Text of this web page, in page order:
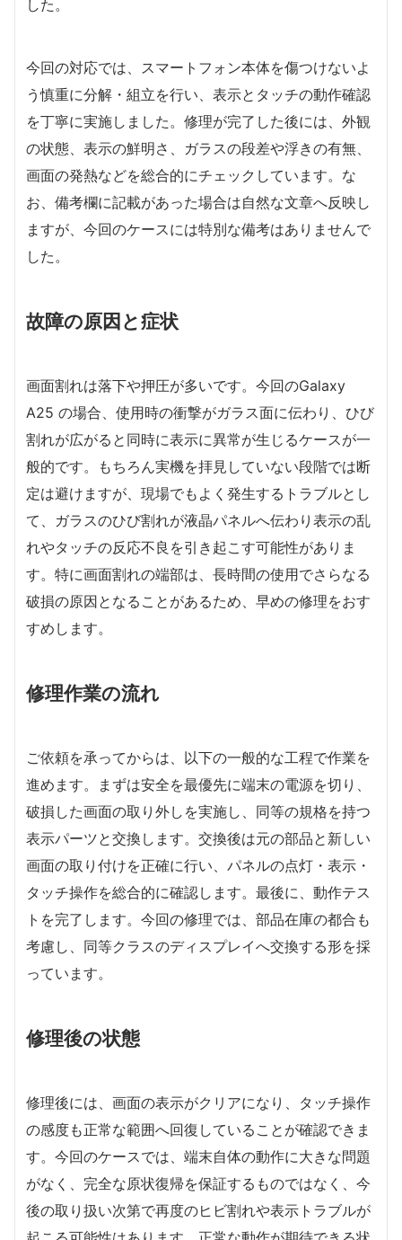
した。
今回の対応では、スマートフォン本体を傷つけないよ
う慎重に分解・組立を行い、表示とタッチの動作確認
を丁寧に実施しました。修理が完了した後には、外観
の状態、表示の鮮明さ、ガラスの段差や浮きの有無、
画面の発熱などを総合的にチェックしています。な
お、備考欄に記載があった場合は自然な文章へ反映し
ますが、今回のケースには特別な備考はありませんで
した。
故障の原因と症状
画面割れは落下や押圧が多いです。今回のGalaxy
A25 の場合、使用時の衝撃がガラス面に伝わり、ひび
割れが広がると同時に表示に異常が生じるケースが一
般的です。もちろん実機を拝見していない段階では断
定は避けますが、現場でもよく発生するトラブルとし
て、ガラスのひび割れが液晶パネルへ伝わり表示の乱
れやタッチの反応不良を引き起こす可能性がありま
す。特に画面割れの端部は、長時間の使用でさらなる
破損の原因となることがあるため、早めの修理をおす
すめします。
修理作業の流れ
ご依頼を承ってからは、以下の一般的な工程で作業を
進めます。まずは安全を最優先に端末の電源を切り、
破損した画面の取り外しを実施し、同等の規格を持つ
表示パーツと交換します。交換後は元の部品と新しい
画面の取り付けを正確に行い、パネルの点灯・表示・
タッチ操作を総合的に確認します。最後に、動作テス
トを完了します。今回の修理では、部品在庫の都合も
考慮し、同等クラスのディスプレイへ交換する形を採
っています。
修理後の状態
修理後には、画面の表示がクリアになり、タッチ操作
の感度も正常な範囲へ回復していることが確認できま
す。今回のケースでは、端末自体の動作に大きな問題
がなく、完全な原状復帰を保証するものではなく、今
後の取り扱い次第で再度のヒビ割れや表示トラブルが